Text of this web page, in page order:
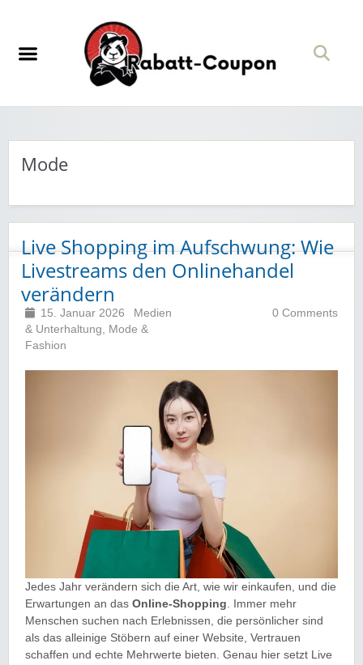
Mode
Live Shopping im Aufschwung: Wie
Livestreams den Onlinehandel
verändern
15. Januar 2026
Medien
& Unterhaltung
Mode &
Fashion
0 Comments
Jedes Jahr verändern sich die Art, wie wir einkaufen, und die
Erwartungen an das Online-Shopping. Immer mehr
Menschen suchen nach Erlebnissen, die persönlicher sind
als das alleinige Stöbern auf einer Website, Vertrauen
schaffen und echte Mehrwerte bieten. Genau hier setzt Live